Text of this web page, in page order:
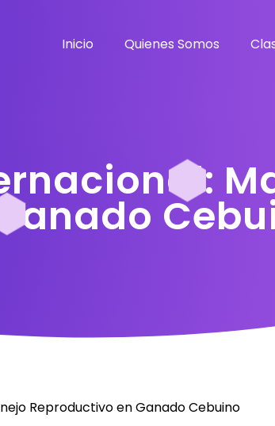
Inicio Quienes Somos
Reproductivo en Ganado Cebuino